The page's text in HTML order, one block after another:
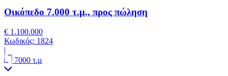
Οικόπεδο 7.000 τ.μ., προς πώληση
€ 1.100.000
Κωδικός: 1824
|
7000 τ.μ